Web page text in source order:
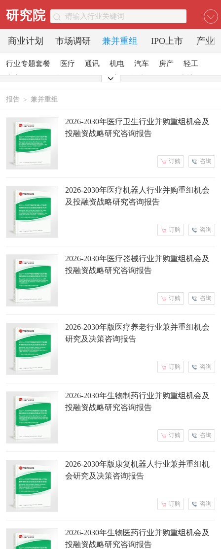
研究院
商业计划 市场调研 兼并重组 IPO上市 产业
行业专题套餐 医疗 通讯 机电 汽车 房产
轻工
酒店
报告 > 兼并重组
2026-2030年医疗卫生行业并购重组机会及
投融资战略研究咨询报告
咨询
订购
2026-2030年医疗机器人行业并购重组机会
及投融资战略研究咨询报告
咨询
订购
2026-2030年医疗器械行业并购重组机会及
投融资战略研究咨询报告
咨询
订购
2026-2030年版医疗养老行业兼并重组机会
研究及决策咨询报告
咨询
订购
2026-2030年生物制药行业并购重组机会及
投融资战略研究咨询报告
咨询
订购
2026-2030年版康复机器人行业兼并重组机
会研究及决策咨询报告
咨询
订购
2026-2030年生物医药行业并购重组机会及
投融资战略研究咨询报告